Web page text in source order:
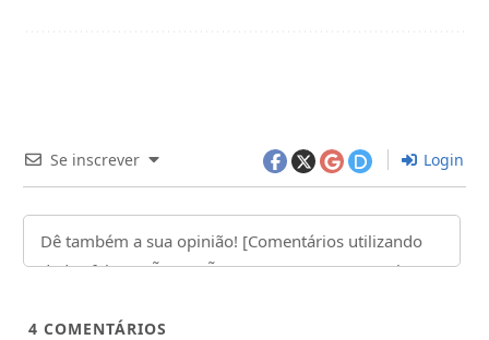
Se inscrever Login
4 COMENTÁRIOS